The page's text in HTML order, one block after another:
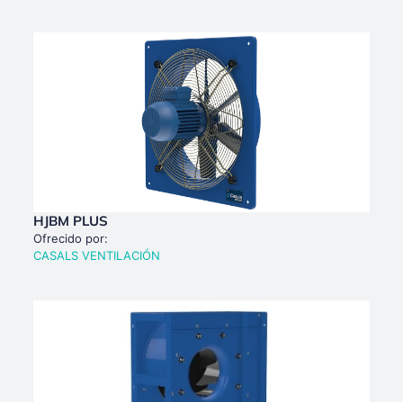
HJBM PLUS
Ofrecido por:
CASALS VENTILACIÓN